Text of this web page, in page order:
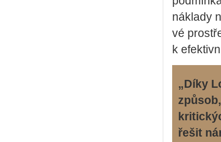
ná­kla­dy
vé
k
„Díky
řešit